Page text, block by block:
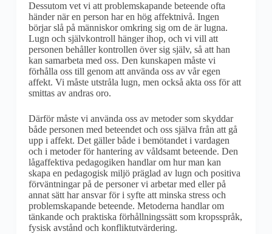
Dessutom vet vi att problemskapande beteende ofta
händer när en person har en hög affektnivå. Ingen
börjar slå på människor omkring sig om de är lugna.
Lugn och självkontroll hänger ihop, och vi vill att
personen behåller kontrollen över sig själv, så att han
kan samarbeta med oss. Den kunskapen måste vi
förhålla oss till genom att använda oss av vår egen
affekt. Vi måste utstråla lugn, men också akta oss för att
smittas av andras oro.
Därför måste vi använda oss av metoder som skyddar
både personen med beteendet och oss själva från att gå
upp i affekt. Det gäller både i bemötandet i vardagen
och i metoder för hantering av våldsamt beteende. Den
lågaffektiva pedagogiken handlar om hur man kan
skapa en pedagogisk miljö präglad av lugn och positiva
förväntningar på de personer vi arbetar med eller på
annat sätt har ansvar för i syfte att minska stress och
problemskapande beteende. Metoderna handlar om
tänkande och praktiska förhållningssätt som kropsspråk,
fysisk avstånd och konfliktutvärdering.